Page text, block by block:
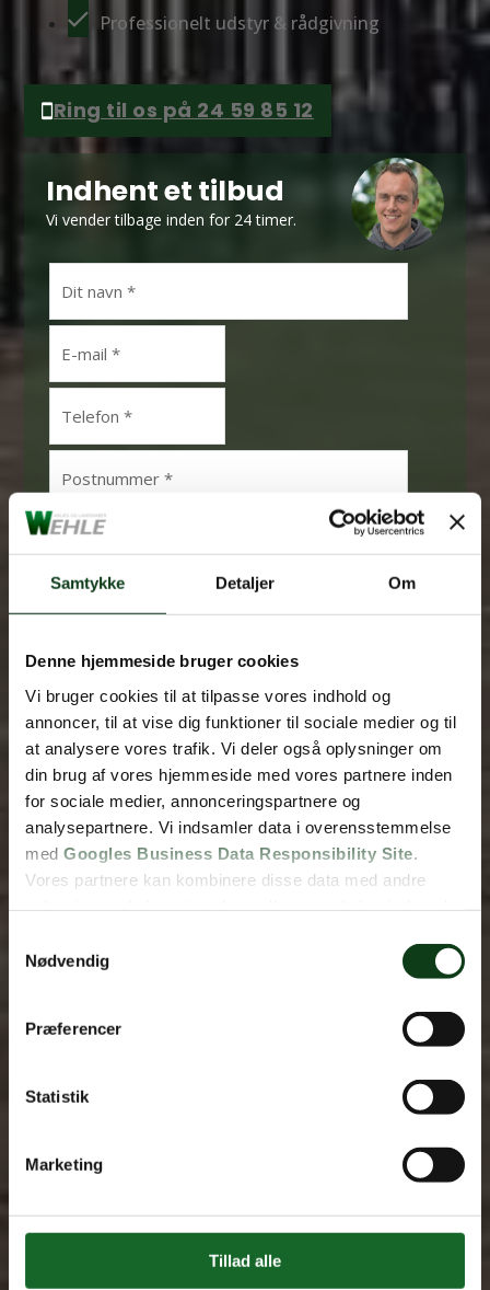
Samtykke Detaljer Om
Denne hjemmeside bruger cookies
Vi bruger cookies til at tilpasse vores indhold og
annoncer, til at vise dig funktioner til sociale medier og til
at analysere vores trafik. Vi deler også oplysninger om
din brug af vores hjemmeside med vores partnere inden
for sociale medier, annonceringspartnere og
analysepartnere. Vi indsamler data i overensstemmelse
med Googles Business Data Responsibility Site
Vores partnere kan kombinere disse data med andre
Nødvendig
Præferencer
Statistik
Marketing
Tillad alle
Professionelt udstyr & rådgivning
Ring til os på 24 59 85 12
Indhent et tilbud
Vi vender tilbage inden for 24 timer.
Fjern